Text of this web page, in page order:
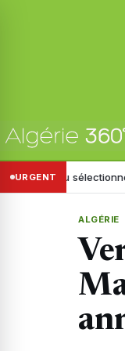
URGENT
sélectionneur de
ALGÉRIE